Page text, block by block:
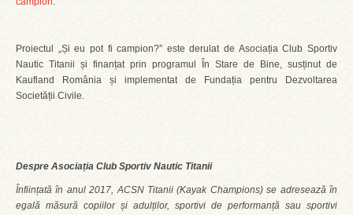
Proiectul „Și eu pot fi campion?” este derulat de Asociația Club Sportiv
Nautic Titanii și finanțat prin programul În Stare de Bine, susținut de
Kaufland România și implementat de Fundația pentru Dezvoltarea
Societății Civile.
Despre Asociația Club Sportiv Nautic Titanii
Înființată în anul 2017, ACSN Titanii (Kayak Champions) se adresează în
egală măsură copiilor și adulților, sportivi de performanță sau sportivi